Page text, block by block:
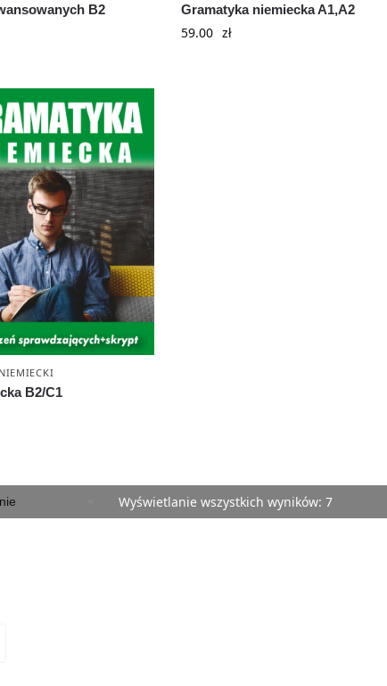
B2 Gramatyka niemiecka A1,A2
59.00 zł
NIEMIECKI
B2/C1
Wyświetlanie wszystkich wyników: 7